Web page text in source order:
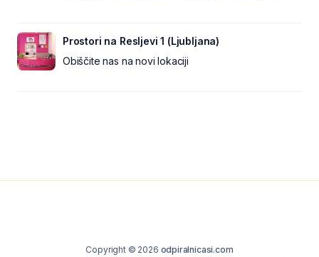
Prostori na Resljevi 1 (Ljubljana)
Obiščite nas na novi lokaciji
Copyright © 2026 odpiralnicasi.com